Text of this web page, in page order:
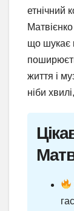
етнічний
що шукає
життя і
ніби